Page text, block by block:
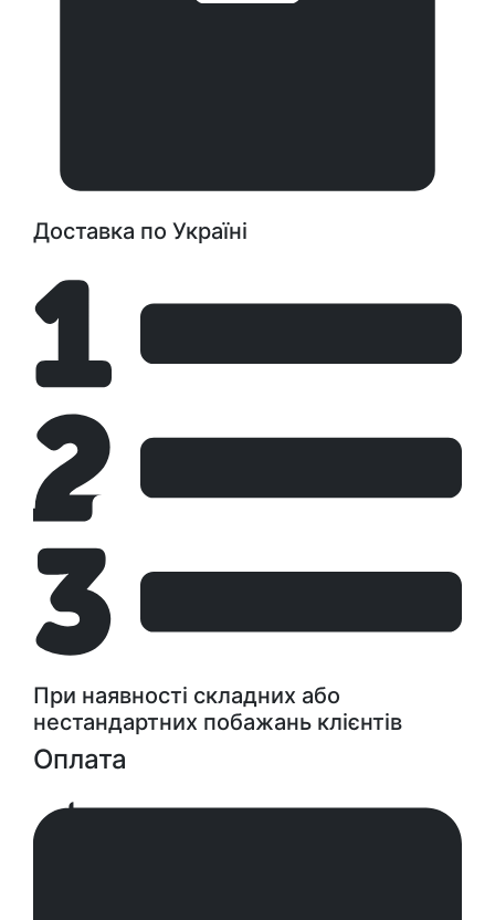
Доставка по Україні
При наявності складних або
нестандартних побажань клієнтів
Оплата